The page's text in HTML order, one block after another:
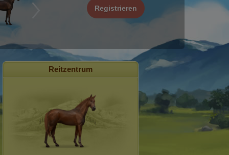
Registrieren
Reitzentrum